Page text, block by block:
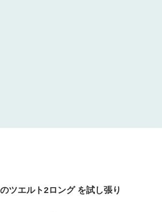
ツエルト2ロング を試し張り